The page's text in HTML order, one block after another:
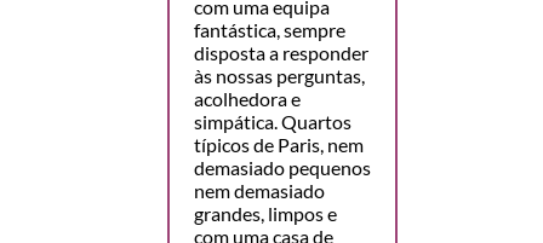
com uma equipa
fantástica, sempre
disposta a responder
às nossas perguntas,
acolhedora e
simpática. Quartos
típicos de Paris, nem
demasiado pequenos
nem demasiado
grandes, limpos e
com uma casa de